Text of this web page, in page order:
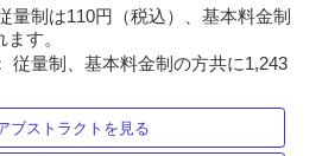
量制は110円（税込）、基本料金制
す。
従量制、基本料金制の方共に1,243
ブストラクトを見る